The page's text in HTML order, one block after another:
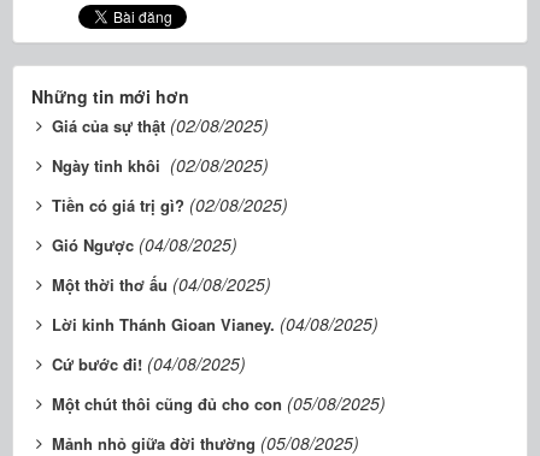
Những tin mới hơn
Giá của sự thật (02/08/2025)
Ngày tinh khôi (02/08/2025)
Tiền có giá trị gì? (02/08/2025)
Gió Ngược (04/08/2025)
Một thời thơ ấu (04/08/2025)
Lời kinh Thánh Gioan Vianey. (04/08/2025)
Cứ bước đi! (04/08/2025)
Một chút thôi cũng đủ cho con (05/08/2025)
Mảnh nhỏ giữa đời thường (05/08/2025)